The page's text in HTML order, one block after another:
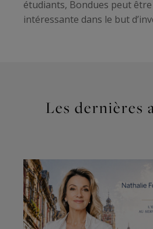
étudiants, Bondues peut
intéressante dans le but
Les dernières